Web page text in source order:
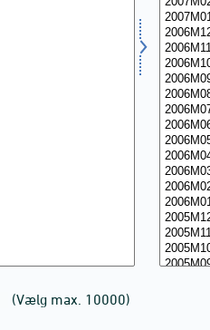
(Vælg max. 10000)